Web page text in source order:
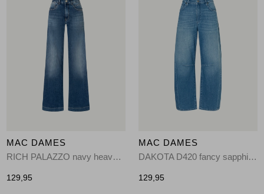
MAC DAMES
RICH PALAZZO navy heavy washD585
129,95
MAC DAMES
DAKOTA D420 fancy sapphire blue-D420
129,95